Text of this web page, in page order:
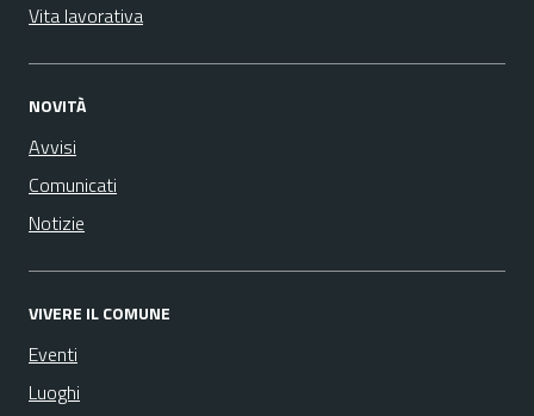
Vita lavorativa
NOVITÀ
Avvisi
Comunicati
Notizie
VIVERE IL COMUNE
Eventi
Luoghi